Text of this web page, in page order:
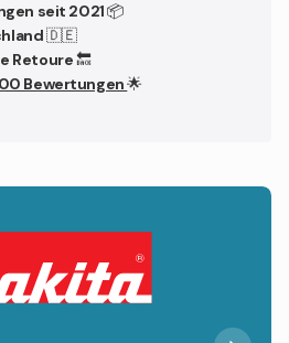
seit 2021📦
🇩🇪
Retoure🔙
Bewertungen🌟